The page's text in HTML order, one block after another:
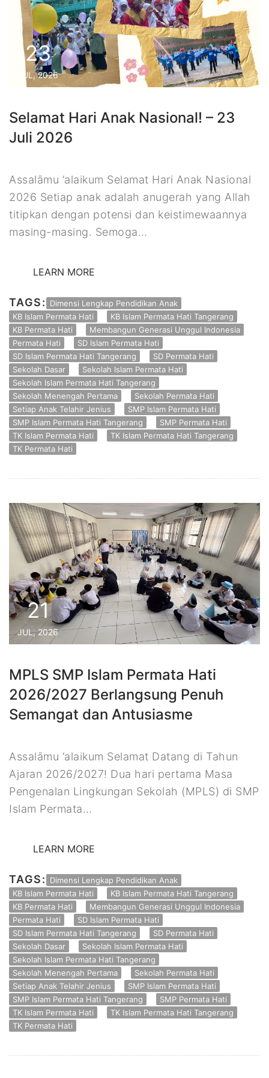
23
JUL, 2026
Selamat Hari Anak Nasional! – 23
Juli 2026
Assalāmu ‘alaikum Selamat Hari Anak Nasional
2026 Setiap anak adalah anugerah yang Allah
titipkan dengan potensi dan keistimewaannya
masing-masing. Semoga…
LEARN MORE
TAGS:
Dimensi Lengkap Pendidikan Anak
KB Islam Permata Hati
KB Islam Permata Hati Tangerang
KB Permata Hati
Membangun Generasi Unggul Indonesia
Permata Hati
SD Islam Permata Hati
SD Islam Permata Hati Tangerang
SD Permata Hati
Sekolah Dasar
Sekolah Islam Permata Hati
Sekolah Islam Permata Hati Tangerang
Sekolah Menengah Pertama
Sekolah Permata Hati
Setiap Anak Telahir Jenius
SMP Islam Permata Hati
SMP Islam Permata Hati Tangerang
SMP Permata Hati
TK Islam Permata Hati
TK Islam Permata Hati Tangerang
TK Permata Hati
21
JUL, 2026
MPLS SMP Islam Permata Hati
2026/2027 Berlangsung Penuh
Semangat dan Antusiasme
Assalāmu ‘alaikum Selamat Datang di Tahun
Ajaran 2026/2027! Dua hari pertama Masa
Pengenalan Lingkungan Sekolah (MPLS) di SMP
Islam Permata…
LEARN MORE
TAGS:
Dimensi Lengkap Pendidikan Anak
KB Islam Permata Hati
KB Islam Permata Hati Tangerang
KB Permata Hati
Membangun Generasi Unggul Indonesia
Permata Hati
SD Islam Permata Hati
SD Islam Permata Hati Tangerang
SD Permata Hati
Sekolah Dasar
Sekolah Islam Permata Hati
Sekolah Islam Permata Hati Tangerang
Sekolah Menengah Pertama
Sekolah Permata Hati
Setiap Anak Telahir Jenius
SMP Islam Permata Hati
SMP Islam Permata Hati Tangerang
SMP Permata Hati
TK Islam Permata Hati
TK Islam Permata Hati Tangerang
TK Permata Hati